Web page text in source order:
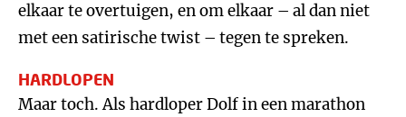
elkaar te overtuigen, en om elkaar – al dan niet
met een satirische twist – tegen te spreken.
HARDLOPEN
Maar toch. Als hardloper Dolf in een marathon